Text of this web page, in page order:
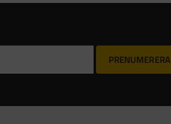
PRENUMERERA